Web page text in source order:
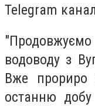
Telegram
водоводу з
Вже прориро
останню